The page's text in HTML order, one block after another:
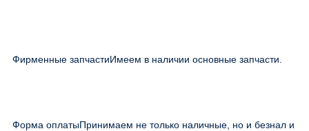
Фирменные запчастиИмеем в наличии основные запчасти.
Форма оплатыПринимаем не только наличные, но и безнал и